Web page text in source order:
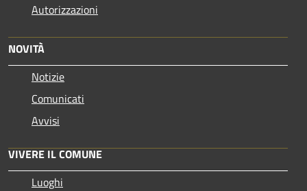
Autorizzazioni
NOVITÀ
Notizie
Comunicati
Avvisi
VIVERE IL COMUNE
Luoghi